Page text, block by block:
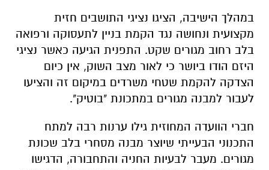
במהלך הישיבה, הציגו נציגי התושבים חזית
מקצועית ונחושה נגד הקמת בניין לתעסוקה ורפואה
בלב רחוב מגורים שקט. התפנית הגיעה כאשר נציגי
היזם הודו ביושר כי לאור מצב השוק, אין כיום
הצדקה להקמת שטחי משרדים במיקום זה והציעו
לעבור למבנה מגורים במתכונת "בוטיק".
חברי הוועדה המחוזית גילו ערנות רבה למתח
התכנוני הבעייתי שיוצר מבנה מסחרי בלב שכונת
מגורים. מעבר לבעיות החניה והתחבורה, הדגישו